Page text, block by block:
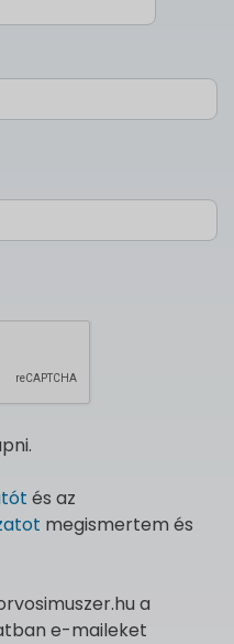
és az
megismertem és
a
e-maileket